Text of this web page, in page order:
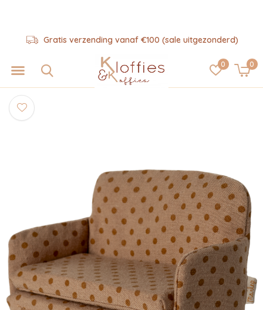
0 0
Gratis verzending vanaf €100 (sale uitgezonderd)